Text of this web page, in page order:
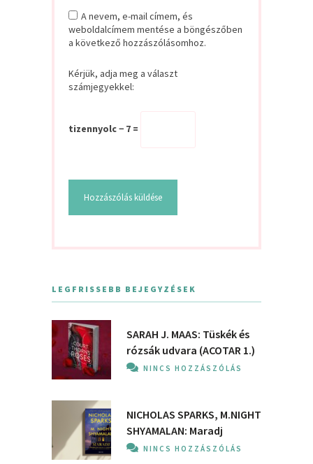
A nevem, e-mail címem, és
weboldalcímem mentése a böngészőben
a következő hozzászólásomhoz.
Kérjük, adja meg a választ
számjegyekkel:
tizennyolc − 7 =
LEGFRISSEBB BEJEGYZÉSEK
SARAH J. MAAS: Tüskék és
rózsák udvara (ACOTAR 1.)
NINCS HOZZÁSZÓLÁS
NICHOLAS SPARKS, M.NIGHT
SHYAMALAN: Maradj
NINCS HOZZÁSZÓLÁS